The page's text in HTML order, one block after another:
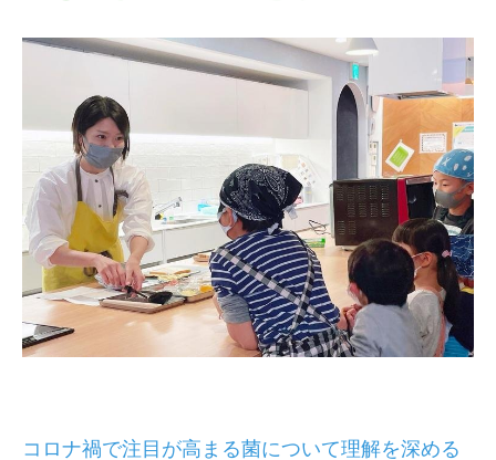
コロナ禍で注目が高まる菌について理解を深める